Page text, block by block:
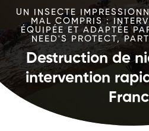
UN INSECTE
MAL COMPRIS :
ÉQUIPÉE ET ADAPTÉE
NEED'S PROTECT,
Destruction de
intervention